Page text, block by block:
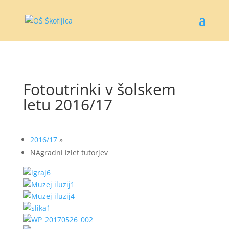
Fotoutrinki v šolskem
letu 2016/17
2016/17»
NAgradni izlet tutorjev